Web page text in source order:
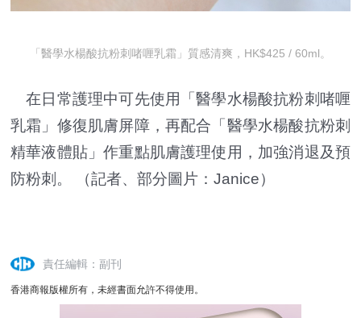
「醫學水楊酸抗粉刺啫喱乳霜」質感清爽，HK$425 / 60ml。
在日常護理中可先使用「醫學水楊酸抗粉刺啫喱
乳霜」修復肌膚屏障，再配合「醫學水楊酸抗粉刺
精華液體貼」作重點肌膚護理使用，加強消退及預
防粉刺。 （記者、部分圖片：Janice）
責任編輯：副刊
香港商報版權所有，未經書面允許不得使用。